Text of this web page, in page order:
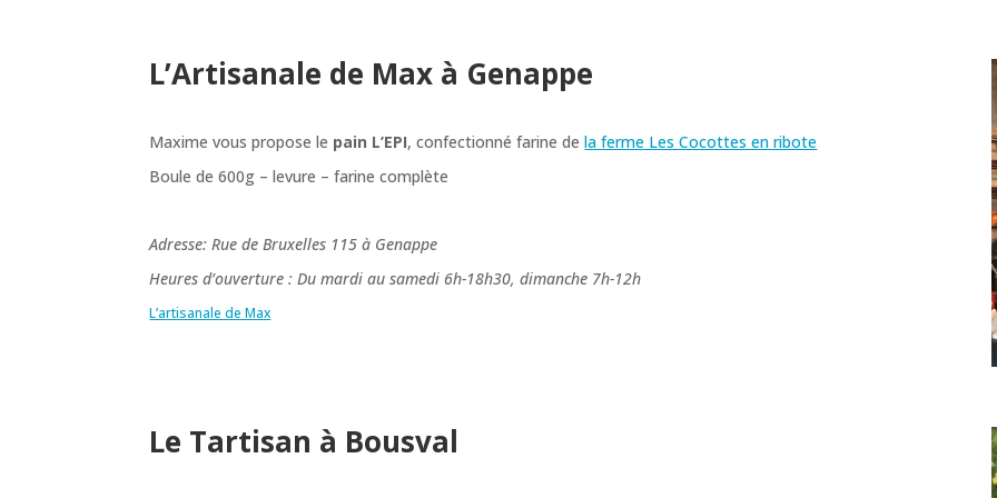
L’Artisanale de Max à Genappe
Maxime vous propose le pain L’EPI, confectionné farine dela ferme Les Cocottes en ribote
Boule de 600g – levure – farine complète
Adresse: Rue de Bruxelles 115 à Genappe
Heures d’ouverture : Du mardi au samedi 6h-18h30, dimanche 7h-12h
L’artisanale de Max
Le Tartisan à Bousval